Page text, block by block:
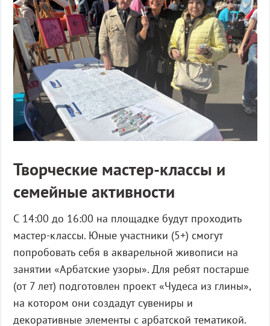
Творческие мастер-классы и
семейные активности
С 14:00 до 16:00 на площадке будут проходить
мастер-классы. Юные участники (5+) смогут
попробовать себя в акварельной живописи на
занятии «Арбатские узоры». Для ребят постарше
(от 7 лет) подготовлен проект «Чудеса из глины»,
на котором они создадут сувениры и
декоративные элементы с арбатской тематикой.